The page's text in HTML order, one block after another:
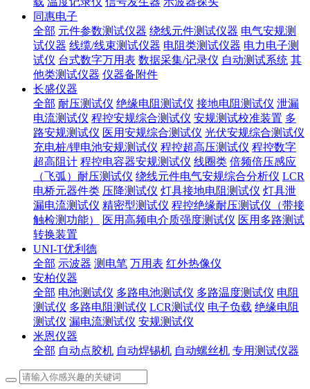
同惠电子
全部 元件参数测试仪器 绕线元件测试仪器 电气安规测
试仪器 线缆/线束测试仪器 电阻类测试仪器 电力电子测
试仪 台式数字万用表 数据采集/记录仪 自动测试系统 其
他类测试仪器 仪器备附件
长盛仪器
全部 耐压测试仪 绝缘电阻测试仪 接地电阻测试仪 泄漏
电流测试仪 程控安规综合测试仪 安规测试校准装置 多
路安规测试仪 医用安规综合测试仪 光伏安规综合测试仪
充电桩/锂电池安规测试仪 程控超高压测试仪 程控数字
超高阻计 程控电容器安规测试仪 线圈类 倍频倍压感应
（飞弧）耐压测试仪 绕线元件电气安规综合分析仪 LCR
电桥元器件类 压降测试仪 灯具接地电阻测试仪 灯具泄
漏电流测试仪 精密型测试仪 程控绝缘耐压测试仪（带接
触检测功能）
医用高频电介质强度测试仪 医用多路测试
转换装置
UNI-T优利德
全部 示波器 测电笔 万用表 红外热像仪
安柏仪器
全部 电池测试仪 多路电池测试仪 多路温度测试仪 电阻
测试仪 多路电阻测试仪 LCR测试仪 电子负载 绝缘电阻
测试仪 漏电流测试仪 安规测试仪
米恩仪器
全部 自动点胶机 自动焊锡机 自动螺丝机 专用测试仪器